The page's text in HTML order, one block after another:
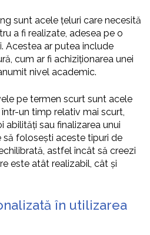
sunt acele țeluri care necesită
a fi realizate, adesea pe o
Acestea ar putea include
cum ar fi achiziționarea unei
nivel academic.
pe termen scurt sunt acele
un timp relativ mai scurt,
abilități sau finalizarea unui
să folosești aceste tipuri de
astfel încât să creezi
este atât realizabil, cât și
în utilizarea